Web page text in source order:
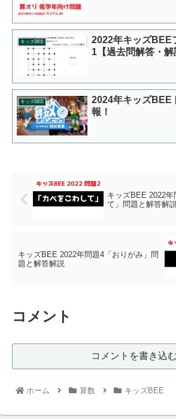
キッズBEE
2022年キッズBEE
1【過去問解答・解
キッズBEE
2024年キッズBEE
報！
キッズBEE 2022年
て」問題と解答解説
キッズBEE 2022年問題4「おりがみ」問
題と解答解説
コメント
コメントを書き込む
ホーム 算数 キッズBEE